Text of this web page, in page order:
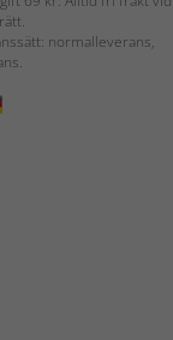
normalleverans,